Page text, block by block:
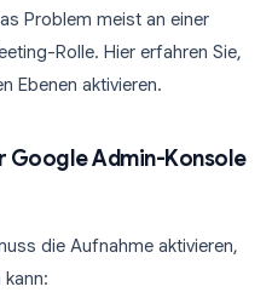
Problem meist an einer
Rolle. Hier erfahren Sie,
Ebenen aktivieren.
Google Admin-Konsole
die Aufnahme aktivieren,